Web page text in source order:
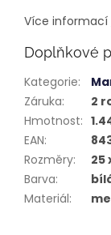
Více informací
Doplňkové
Kategorie:
Záruka:
2
Hmotnost:
EAN:
Rozměry:
25
Barva:
Materiál: